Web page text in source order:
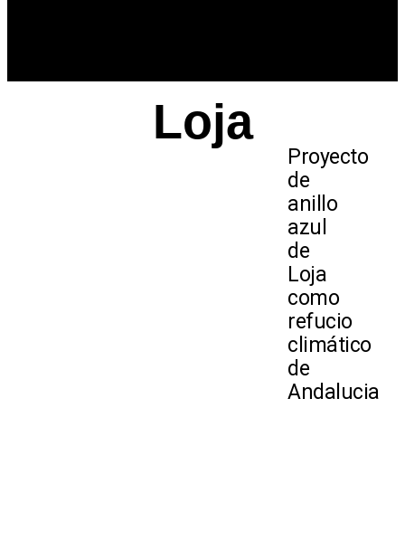
Loja
Proyecto
de
anillo
azul
de
Loja
como
refucio
climático
de
Andalucia